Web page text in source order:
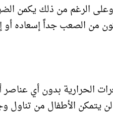
وعلى الرغم من ذلك يكمن
من الصعب جداً إسعاده أو
بدون أي عناصر
الأطفال من تناول